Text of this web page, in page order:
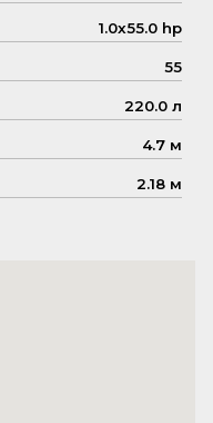
1.0x55.0 hp
55
220.0 л
4.7 м
2.18 м